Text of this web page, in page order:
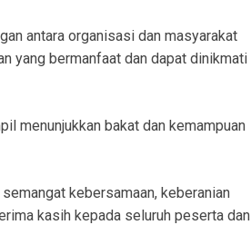
antara organisasi dan masyarakat
yang bermanfaat dan dapat dinikmati
menunjukkan bakat dan kemampuan
kebersamaan, keberanian
kasih kepada seluruh peserta dan